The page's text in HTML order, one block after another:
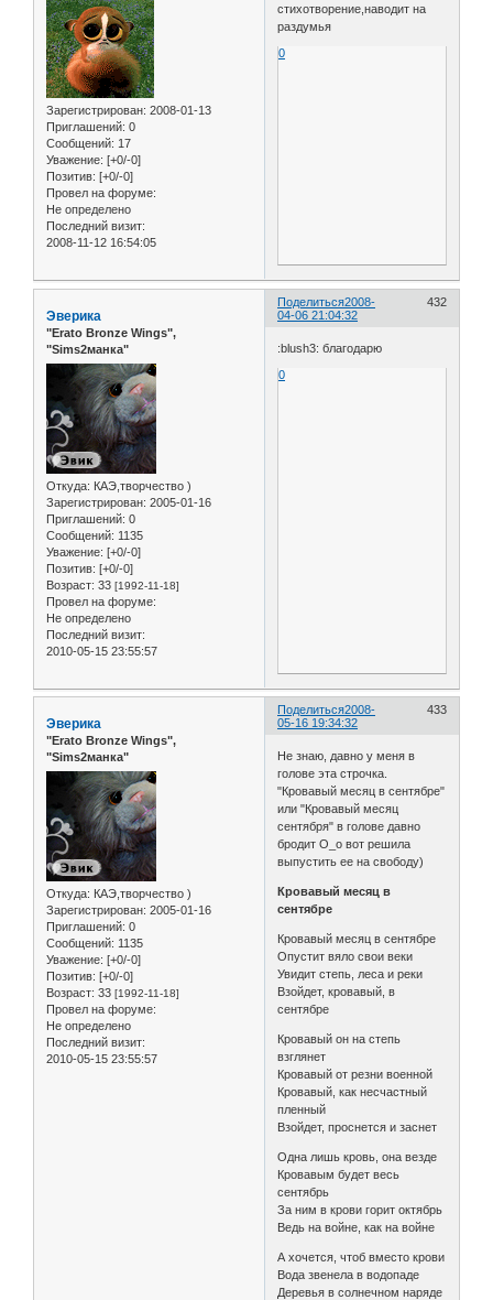
Зарегистрирован: 2008-01-13
Приглашений: 0
Сообщений: 17
Уважение: [+0/-0]
Позитив: [+0/-0]
Провел на форуме:
Не определено
Последний визит:
2008-11-12 16:54:05
стихотворение,наводит на
раздумья
0
Поделиться 432
2008-
04-06 21:04:32
Эверика
"Erato Bronze Wings",
"Sims2манка"
Откуда: КАЭ,творчество )
Зарегистрирован: 2005-01-16
Приглашений: 0
Сообщений: 1135
Уважение: [+0/-0]
Позитив: [+0/-0]
Возраст: 33 [1992-11-18]
Провел на форуме:
Не определено
Последний визит:
2010-05-15 23:55:57
:blush3: благодарю
0
Поделиться 433
2008-
05-16 19:34:32
Эверика
"Erato Bronze Wings",
"Sims2манка"
Откуда: КАЭ,творчество )
Зарегистрирован: 2005-01-16
Приглашений: 0
Сообщений: 1135
Уважение: [+0/-0]
Позитив: [+0/-0]
Возраст: 33 [1992-11-18]
Провел на форуме:
Не определено
Последний визит:
2010-05-15 23:55:57
Не знаю, давно у меня в
голове эта строчка.
"Кровавый месяц в сентябре"
или "Кровавый месяц
сентября" в голове давно
бродит О_о вот решила
выпустить ее на свободу)
Кровавый месяц в
сентябре
Кровавый месяц в сентябре
Опустит вяло свои веки
Увидит степь, леса и реки
Взойдет, кровавый, в
сентябре
Кровавый он на степь
взглянет
Кровавый от резни военной
Кровавый, как несчастный
пленный
Взойдет, проснется и заснет
Одна лишь кровь, она везде
Кровавым будет весь
сентябрь
За ним в крови горит октябрь
Ведь на войне, как на войне
А хочется, чтоб вместо крови
Вода звенела в водопаде
Деревья в солнечном наряде